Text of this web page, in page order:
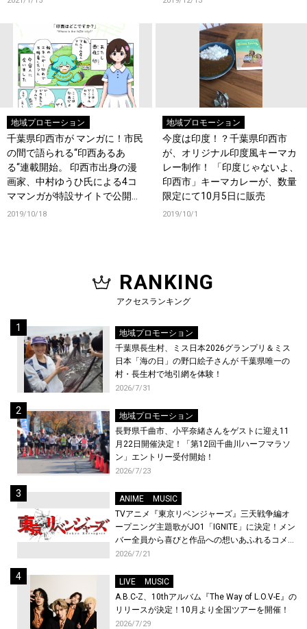
地域プロモーション
千葉県印西市が マンガに！市民
の間で語られる“印西あるあ
る“連載開始。 印西市出身の漫
画家、中村ゆうひ氏による4コ
ママンガが特設サイトで公開
中！
2019/10/18
地域プロモーション
今度は印度！？千葉県印西市
が、オリジナル印度風キーマカ
レー制作！ 「印度じゃないよ、
印西市」キーマカレーが、数量
限定にて10月5日に販売
2019/10/1
RANKING
アクセスランキング
地域プロモーション
千葉県長生村、ミス日本2026グランプリ＆ミス
日本「海の日」の野口絵子さんが 千葉県唯一の
村・長生村で地引網を体験！
2026/7/31
地域プロモーション
長野県千曲市、小平奈緒さんをゲストに迎え11
月22日開催決定！「第12回千曲川ハーフマラソ
ン」エントリー受付開始！
2026/7/23
ANIME
MUSIC
TVアニメ『東京リベンジャーズ』三天戦争編オ
ープニング主題歌がJO1「IGNITE」に決定！メン
バー全員から喜びと作品への想いあふれるコメン
トが到着！9月に東京・大阪で先行上映会を開
2026/7/21
LIVE
MUSIC
A.B.C-Z、10thアルバム『The Way of L.O.V-E』の
リリースが決定！10月より全国ツアーを開催！
2026/7/29